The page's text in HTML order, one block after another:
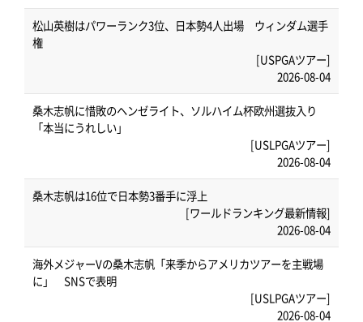
松山英樹はパワーランク3位、日本勢4人出場 ウィンダム選手
権
[USPGAツアー]
2026-08-04
桑木志帆に惜敗のヘンゼライト、ソルハイム杯欧州選抜入り
「本当にうれしい」
[USLPGAツアー]
2026-08-04
桑木志帆は16位で日本勢3番手に浮上
[ワールドランキング最新情報]
2026-08-04
海外メジャーVの桑木志帆「来季からアメリカツアーを主戦場
に」 SNSで表明
[USLPGAツアー]
2026-08-04